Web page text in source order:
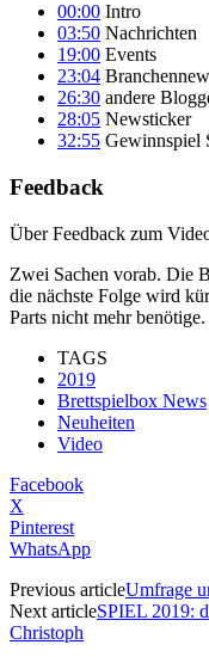
00:00 Intro
03:50 Nachrichten
19:00 Events
23:04
26:30 andere
28:05 Newsticker
32:55 Gewinnspiel
Feedback
Über Feedback zum
Zwei Sachen vorab. Die
die nächste Folge wird
Parts nicht mehr benötige.
TAGS
2019
Brettspielbox News
Neuheiten
Video
Facebook
X
Pinterest
WhatsApp
Previous articleUmfrage
Next articleSPIEL 2019:
Christoph